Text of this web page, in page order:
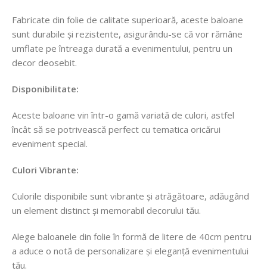
Fabricate din folie de calitate superioară, aceste baloane
sunt durabile și rezistente, asigurându-se că vor rămâne
umflate pe întreaga durată a evenimentului, pentru un
decor deosebit.
Disponibilitate:
Aceste baloane vin într-o gamă variată de culori, astfel
încât să se potrivească perfect cu tematica oricărui
eveniment special.
Culori Vibrante:
Culorile disponibile sunt vibrante și atrăgătoare, adăugând
un element distinct și memorabil decorului tău.
Alege baloanele din folie în formă de litere de 40cm pentru
a aduce o notă de personalizare și eleganță evenimentului
tău.